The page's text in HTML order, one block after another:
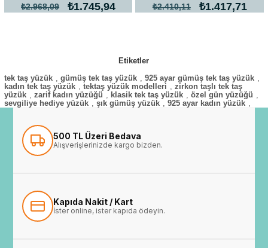
₺1.745,94
₺2.968,09 ₺1.417,71
₺2.410,11
Etiketler
tek taş yüzük , gümüş tek taş yüzük , 925 ayar gümüş tek taş yüzük ,
kadın tek taş yüzük , tektaş yüzük modelleri , zirkon taşlı tek taş
yüzük , zarif kadın yüzüğü , klasik tek taş yüzük , özel gün yüzüğü ,
sevgiliye hediye yüzük , şık gümüş yüzük , 925 ayar kadın yüzük ,
500 TL Üzeri Bedava
Alışverişlerinizde kargo bizden.
Kapıda Nakit / Kart
İster online, ister kapıda ödeyin.